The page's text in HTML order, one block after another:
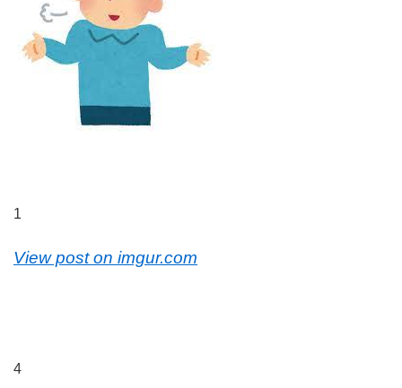
1
View post on imgur.com
4